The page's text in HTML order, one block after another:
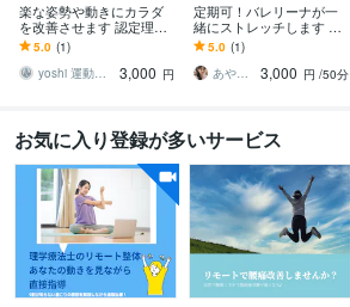
楽な姿勢や動きにカラダ
を改善させます 認定理学
療法士が指導する、正常
なカラダの使い方と姿勢
改善
5.0 (1)
yoshi 運動器認定理学療法士
3,000 円
定期可！バレリーナが一
緒にストレッチします 体
が硬い方・運動不足の
方・バレエ初心者の方向
け柔軟レッスン
5.0 (1)
あやの部屋♥
3,000 円 /50分
お気に入り登録が多いサービス